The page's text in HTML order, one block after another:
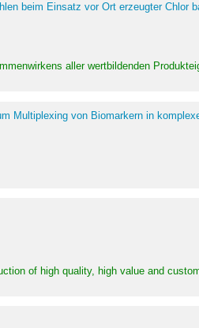
beim Einsatz vor Ort erzeugter Chlor
aller wertbildenden
Multiplexing von Biomarkern in
of high quality, high value and